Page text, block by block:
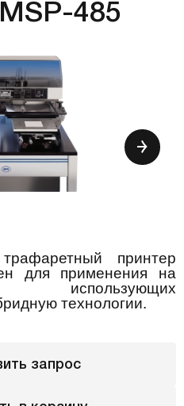
485
принтер
для применения на
использующих
технологии.
запрос